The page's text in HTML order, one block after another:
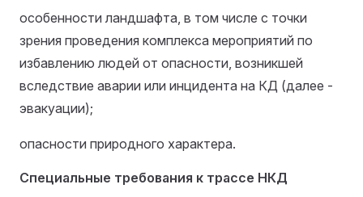
особенности ландшафта, в том числе с точки
зрения проведения комплекса мероприятий по
избавлению людей от опасности, возникшей
вследствие аварии или инцидента на КД (далее -
эвакуации);
опасности природного характера.
Специальные требования к трассе НКД